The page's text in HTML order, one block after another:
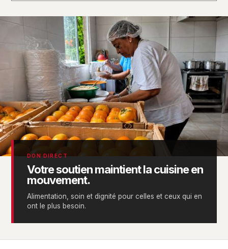
DON DIRECT
Votre soutien maintient la cuisine en
mouvement.
Alimentation, soin et dignité pour celles et ceux qui en
ont le plus besoin.